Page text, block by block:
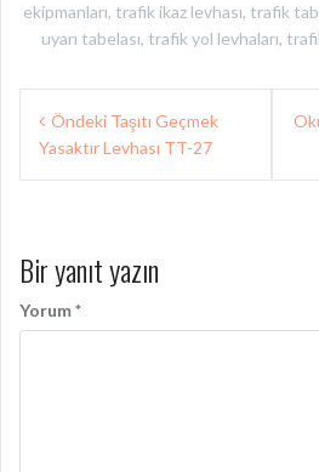
ekipmanları, trafik ikaz levhası, trafik
uyarı tabelası, trafik yol levhaları,
Yazı
gezinmesi
Öndeki Taşıtı Geçmek
Yasaktır Levhası TT-27
Bir yanıt yazın
Yorum*